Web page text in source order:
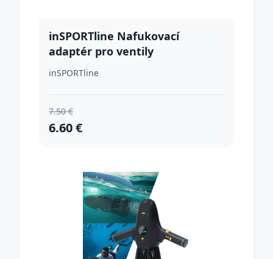
inSPORTline Nafukovací
adaptér pro ventily
paddleboardů
inSPORTline
7.50 €
6.60 €